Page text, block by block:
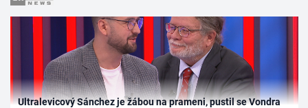
Ultralevicový Sánchez je žábou na prameni, pustil se Vondra